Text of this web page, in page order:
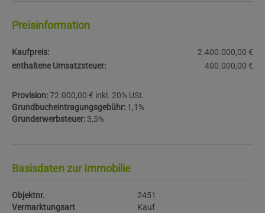
Preisinformation
Kaufpreis:
2.400.000,00 €
enthaltene Umsatzsteuer:
400.000,00 €
Provision:72.000,00 € inkl. 20% USt.
Grundbucheintragungsgebühr: 1,1%
Grunderwerbsteuer: 3,5%
Basisdaten zur Immobilie
Objektnr.
2451
Vermarktungsart
Kauf